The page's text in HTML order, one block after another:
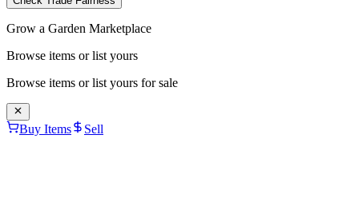
Grow a Garden Marketplace
Browse items or list yours
Browse items or list yours for sale
Buy Items Sell